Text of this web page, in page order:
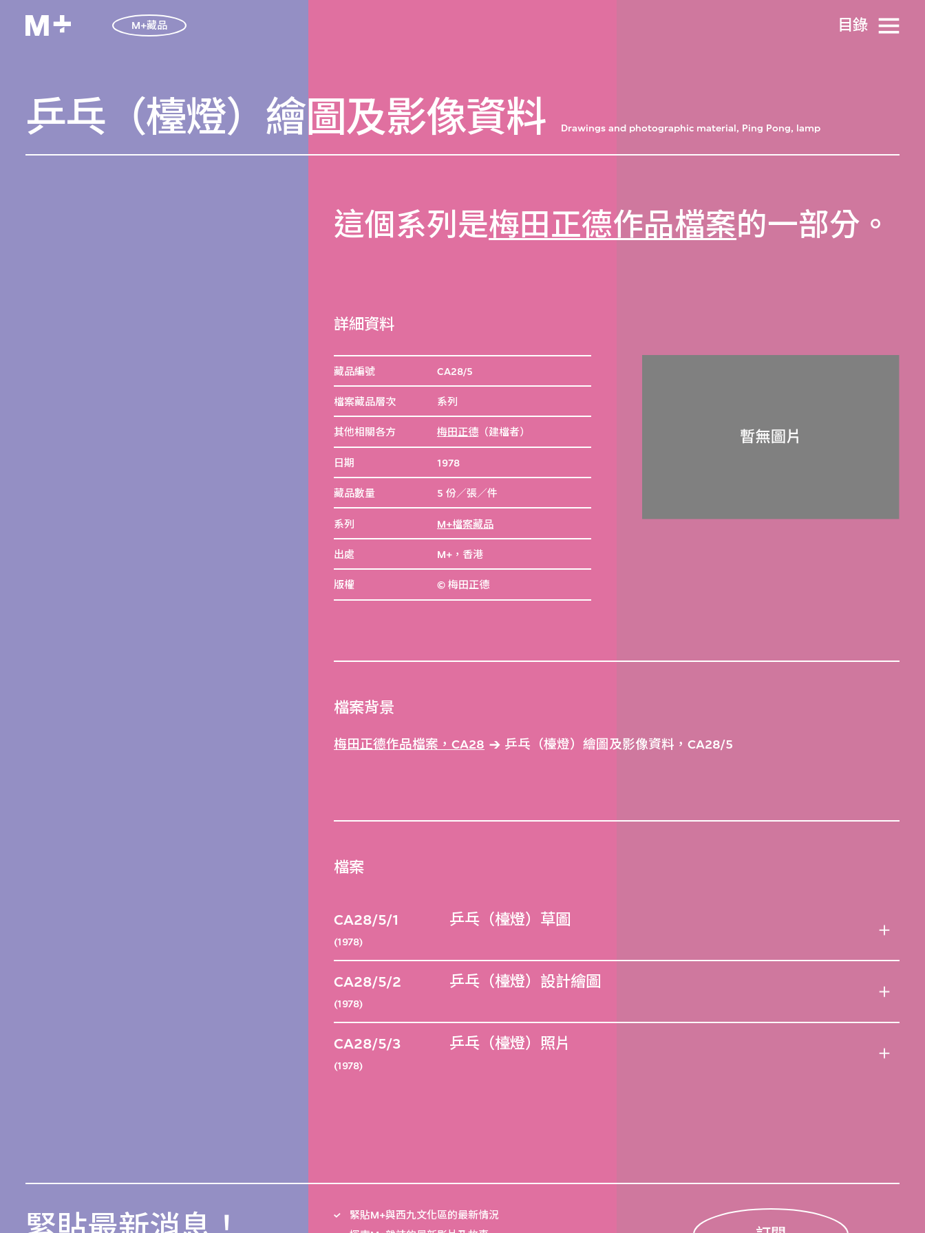
M+藏品 目​錄
乒乓（檯燈）繪圖及影像資料 Drawings and photographic material, Ping Pong, lamp
這個系列是梅田正德作品檔案的一部分。
詳細資料
藏品編號 CA28/5
檔案藏品層次 系列
其他相關各方 梅田正德（建檔者）
日期 1978
藏品數量 5 份／張／件
系列 M+檔案藏品
出處 M+，香港
版權 © 梅田正德
檔案背景
梅田正德作品檔案，CA28 乒乓（檯燈）繪圖及影像資料，CA28/5
檔案
CA28/5/1
(1978)
乒乓（檯燈）草圖
CA28/5/2
(1978)
乒乓（檯燈）設計繪圖
CA28/5/3
(1978)
乒乓（檯燈）照片
緊貼M+與西九文化區的最新情況